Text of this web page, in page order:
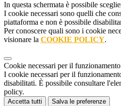
In questa schermata è possibile
I cookie necessari sono quelli che
piattaforma e non è possibile
Per conoscere quali sono i cookie
visionare la COOKIE POLICY.
Cookie necessari per il funzionamento
I cookie necessari per il
disabilitati. È possibile consultare
policy.
Accetta tutti Salva le preferenze